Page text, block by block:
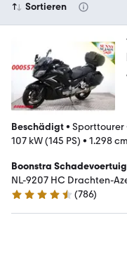
Sortieren
Beschädigt• Sporttourer
107 kW (145 PS) • 1.298
Boonstra
NL-9207 HC Drachten-
4.4 Sterne
(786)